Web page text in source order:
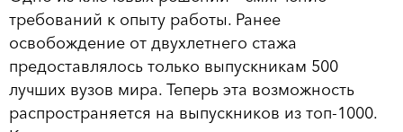
требований к опыту работы. Ранее
освобождение от двухлетнего стажа
предоставлялось только выпускникам 500
лучших вузов мира. Теперь эта возможность
распространяется на выпускников из топ-1000.